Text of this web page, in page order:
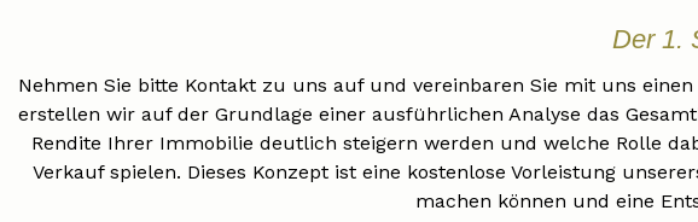
Der 1.
Nehmen Sie bitte Kontakt zu uns auf und vereinbaren Sie mit uns
erstellen wir auf der Grundlage einer ausführlichen Analyse das
Rendite Ihrer Immobilie deutlich steigern werden und welche Rolle
Verkaufspielen. Dieses Konzept ist eine kostenlose Vorleistung
machen können und eine